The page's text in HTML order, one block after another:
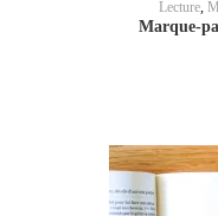
Lecture,
Marque-